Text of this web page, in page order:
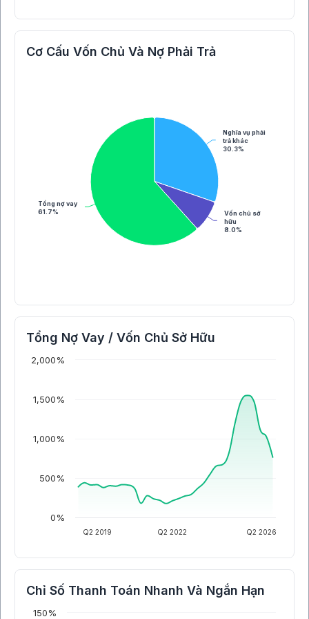
Cơ Cấu Vốn Chủ Và Nợ Phải Trả
Nghĩa vụ phải
trả khác
30.3%
Vốn chủ sở
hữu
8.0%
Tổng nợ vay
61.7%
Tổng Nợ Vay / Vốn Chủ Sở Hữu
Q2 2019 Q2 2022 Q2 2026
0%
500%
1,000%
1,500%
2,000%
Chỉ Số Thanh Toán Nhanh Và Ngắn Hạn
150%